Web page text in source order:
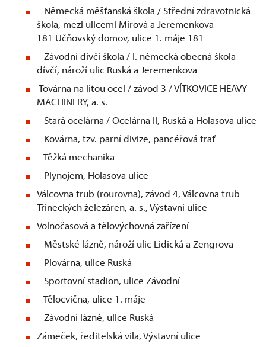
Německá měšťanská škola / Střední zdravotnická
škola, mezi ulicemi Mírová a Jeremenkova
181 Učňovský domov, ulice 1. máje 181
Závodní dívčí škola / I. německá obecná škola
dívčí, nároží ulic Ruská a Jeremenkova
Továrna na litou ocel / závod 3 / VÍTKOVICE HEAVY
MACHINERY, a. s.
Stará ocelárna / Ocelárna II, Ruská a Holasova ulice
Kovárna, tzv. parní divize, pancéřová trať
Těžká mechanika
Plynojem, Holasova ulice
Válcovna trub (rourovna), závod 4, Válcovna trub
Třineckých železáren, a. s., Výstavní ulice
Volnočasová a tělovýchovná zařízení
Městské lázně, nároží ulic Lidická a Zengrova
Plovárna, ulice Ruská
Sportovní stadion, ulice Závodní
Tělocvična, ulice 1. máje
Závodní lázně, ulice Ruská
Zámeček, ředitelská vila, Výstavní ulice